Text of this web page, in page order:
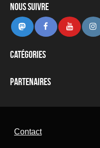
Nous suivre
MastodonFacebookYoutube
Catégories
Blog
Concerts 2014
Concerts 2017
Partenaires
Contact